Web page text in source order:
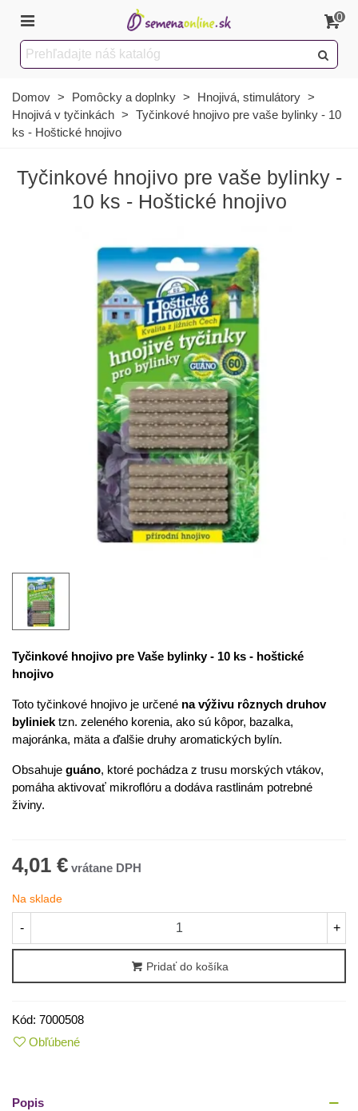
0
Domov > Pomôcky a doplnky > Hnojivá, stimulátory >
Hnojivá v tyčinkách > Tyčinkové hnojivo pre vaše bylinky - 10
ks - Hoštické hnojivo
Tyčinkové hnojivo pre vaše bylinky -
10 ks - Hoštické hnojivo
Tyčinkové hnojivo pre Vaše bylinky - 10 ks - hoštické
hnojivo
Toto tyčinkové hnojivo je určené na výživu rôznych druhov
byliniek tzn. zeleného korenia, ako sú kôpor, bazalka,
majoránka, mäta a ďalšie druhy aromatických bylín.
Obsahuje guáno, ktoré pochádza z trusu morských vtákov,
pomáha aktivovať mikroflóru a dodáva rastlinám potrebné
živiny.
4,01 €
Na sklade
- +
Pridať do košíka
Kód: 7000508
Obľúbené
Popis